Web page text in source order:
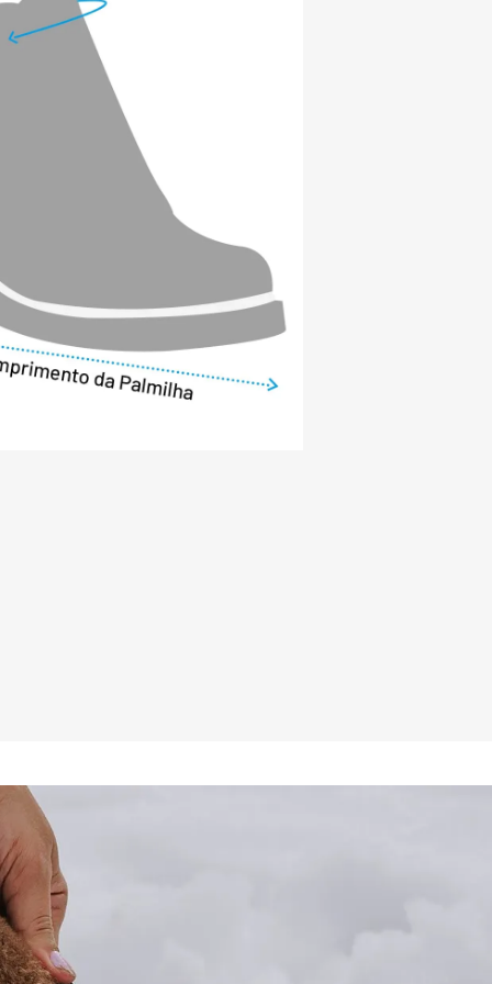
lã natural é a companheira perfeita para
com estilo, proteção real e muito
de carneiro aquece mais do que
fibras ocas que criam câmaras de ar
calor corporal de forma mais eficiente.
a umidade e mantém os pés secos,
mesmo em temperaturas
natural pode ser usada na neve?
em neve leve ou ambientes com
O couro impermeabilizado, as costuras
interno ajudam a manter o pé protegido.
recomenda-se combinar com meias